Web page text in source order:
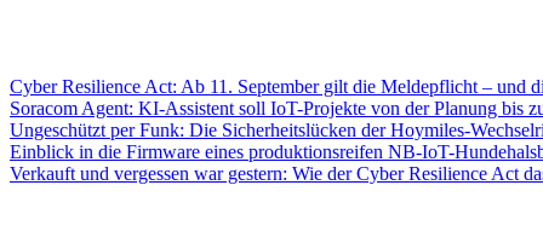
Cyber Resilience Act: Ab 11. September gilt die Meldepflicht – und
Soracom Agent: KI-Assistent soll IoT-Projekte von der Planung bis
Ungeschützt per Funk: Die Sicherheitslücken der Hoymiles-
Einblick in die Firmware eines produktionsreifen NB-IoT-
Verkauft und vergessen war gestern: Wie der Cyber Resilience Act